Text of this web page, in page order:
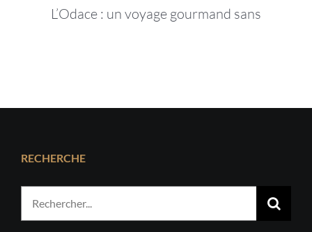
L’Odace : un voyage gourmand sans
RECHERCHE
Rechercher: